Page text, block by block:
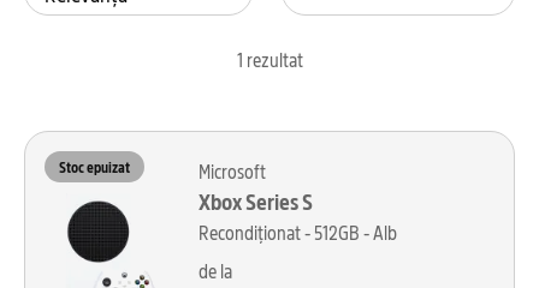
1 rezultat
Stoc epuizat Microsoft
Xbox Series S
Recondiționat - 512GB - Alb
de la